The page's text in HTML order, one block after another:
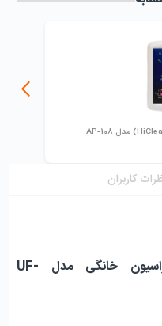
کاربران
ماژول الیاف توخالی اولترافیلتراسیون خانگی مدل UF-